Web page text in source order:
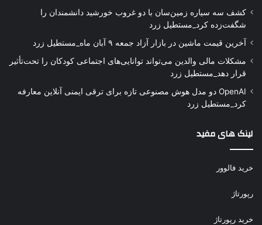
کشف سه سیاره زمین‌سان با دو غروب خورشید دانشمندان را
شگفت‌زده کرد_مستطیل زرد
آخرین قیمت ماشین در بازار آزاد جمعه ۹ آبان ماه_مستطیل زرد
مشکلات مالی والدین می‌تواند توانایی‌های اجتماعی کودکان را تحت‌تأثیر
قرار دهد_مستطیل زرد
OpenAI دو مدل هوش مصنوعی تازه برای ترقی ایمنی آنلاین معارفه
کرد_مستطیل زرد
لینک های مفید
خرید فالوور
رپورتاژ
خرید رپورتاژ